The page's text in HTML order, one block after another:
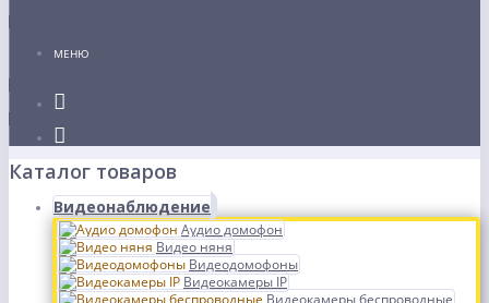
МЕНЮ
Каталог товаров
Видеонаблюдение
Аудио домофон
Видео няня
Видеодомофоны
Видеокамеры IP
Видеокамеры беспроводные